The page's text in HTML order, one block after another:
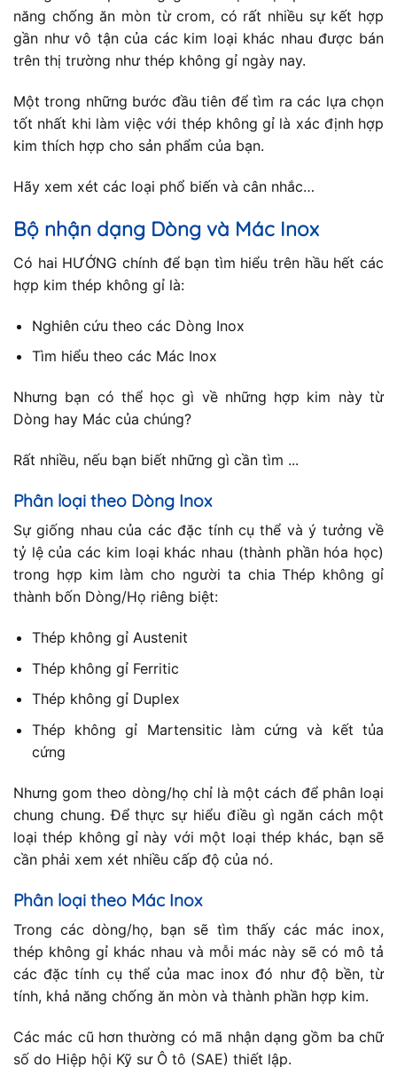
năng chống ăn mòn từ crom, có rất nhiều sự kết hợp
gần như vô tận của các kim loại khác nhau được bán
trên thị trường như thép không gỉ ngày nay.
Một trong những bước đầu tiên để tìm ra các lựa chọn
tốt nhất khi làm việc với thép không gỉ là xác định hợp
kim thích hợp cho sản phẩm của bạn.
Hãy xem xét các loại phổ biến và cân nhắc…
Bộ nhận dạng Dòng và Mác Inox
Có hai HƯỚNG chính để bạn tìm hiểu trên hầu hết các
hợp kim thép không gỉ là:
Nghiên cứu theo các Dòng Inox
Tìm hiểu theo các Mác Inox
Nhưng bạn có thể học gì về những hợp kim này từ
Dòng hay Mác của chúng?
Rất nhiều, nếu bạn biết những gì cần tìm ...
Phân loại theo Dòng Inox
Sự giống nhau của các đặc tính cụ thể và ý tưởng về
tỷ lệ của các kim loại khác nhau (thành phần hóa học)
trong hợp kim làm cho người ta chia Thép không gỉ
thành bốn Dòng/Họ riêng biệt:
Thép không gỉ Austenit
Thép không gỉ Ferritic
Thép không gỉ Duplex
Thép không gỉ Martensitic làm cứng và kết tủa
cứng
Nhưng gom theo dòng/họ chỉ là một cách để phân loại
chung chung. Để thực sự hiểu điều gì ngăn cách một
loại thép không gỉ này với một loại thép khác, bạn sẽ
cần phải xem xét nhiều cấp độ của nó.
Phân loại theo Mác Inox
Trong các dòng/họ, bạn sẽ tìm thấy các mác inox,
thép không gỉ khác nhau và mỗi mác này sẽ có mô tả
các đặc tính cụ thể của mac inox đó như độ bền, từ
tính, khả năng chống ăn mòn và thành phần hợp kim.
Các mác cũ hơn thường có mã nhận dạng gồm ba chữ
số do Hiệp hội Kỹ sư Ô tô (SAE) thiết lập.